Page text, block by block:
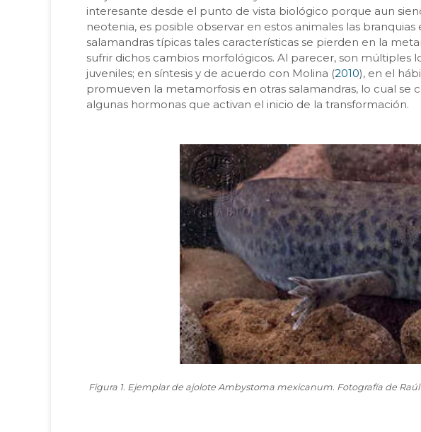
interesante desde el punto de vista biológico porque aun
neotenia, es posible observar en estos animales las
salamandras típicas tales características se pierden en la
sufrir dichos cambios morfológicos. Al parecer, son
juveniles; en síntesis y de acuerdo con Molina (2010), en el
promueven la metamorfosis en otras salamandras, lo cual
algunas hormonas que activan el inicio de la transformación.
Figura 1. Ejemplar de ajolote Ambystoma mexicanum. Fotografía de